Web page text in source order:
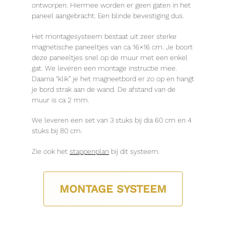
ontworpen. Hiermee worden er geen gaten in het
paneel aangebracht. Een blinde bevestiging dus.
Het montagesysteem bestaat uit zeer sterke
magnetische paneeltjes van ca 16×16 cm. Je boort
deze paneeltjes snel op de muur met een enkel
gat. We leveren een montage instructie mee.
Daarna “klik” je het magneetbord er zo op en hangt
je bord strak aan de wand. De afstand van de
muur is ca 2 mm.
We leveren een set van 3 stuks bij dia 60 cm en 4
stuks bij 80 cm.
Zie ook het stappenplan bij dit systeem.
MONTAGE SYSTEEM